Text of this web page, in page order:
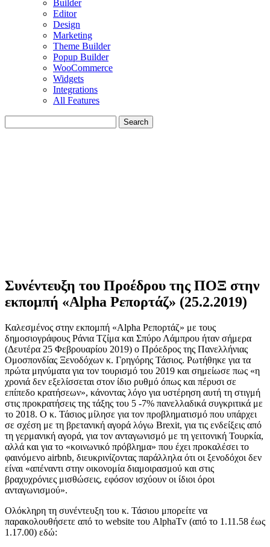
Builder
Editor
Design
Marketing
Theme Builder
Popup Builder
WooCommerce
Widgets
Integrations
All Features
Search
Συνέντευξη του Προέδρου της ΠΟΞ στην
εκπομπή «Alpha Ρεπορτάζ» (25.2.2019)
Καλεσμένος στην εκπομπή «Alpha Ρεπορτάζ» με τους
δημοσιογράφους Ράνια Τζίμα και Σπύρο Λάμπρου ήταν σήμερα
(Δευτέρα 25 Φεβρουαρίου 2019) ο Πρόεδρος της Πανελλήνιας
Ομοσπονδίας Ξενοδόχων κ. Γρηγόρης Τάσιος. Ρωτήθηκε για τα
πρώτα μηνύματα για τον τουρισμό του 2019 και σημείωσε πως «η
χρονιά δεν εξελίσσεται στον ίδιο ρυθμό όπως και πέρυσι σε
επίπεδο κρατήσεων», κάνοντας λόγο για υστέρηση αυτή τη στιγμή
στις προκρατήσεις της τάξης του 5 -7% πανελλαδικά συγκριτικά με
το 2018. Ο κ. Τάσιος μίλησε για τον προβληματισμό που υπάρχει
σε σχέση με τη βρετανική αγορά λόγω Brexit, για τις ενδείξεις από
τη γερμανική αγορά, για τον ανταγωνισμό με τη γειτονική Τουρκία,
αλλά και για το «κοινωνικό πρόβλημα» που έχει προκαλέσει το
φαινόμενο airbnb, διευκρινίζοντας παράλληλα ότι οι ξενοδόχοι δεν
είναι «απέναντι στην οικονομία διαμοιρασμού και στις
βραχυχρόνιες μισθώσεις, εφόσον ισχύουν οι ίδιοι όροι
ανταγωνισμού».
Ολόκληρη τη συνέντευξη του κ. Τάσιου μπορείτε να
παρακολουθήσετε από το website του AlphaTv (από το 1.11.58 έως
1.17.00) εδώ: